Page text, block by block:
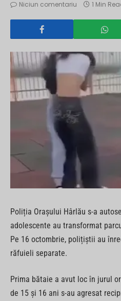
Niciun comentariu
1 Min
Poliția Orașului Hârlău s-a
adolescente au transformat
Pe 16 octombrie, polițiștii au
răfuieli separate.
Prima bătaie a avut loc în jurul
de 15 și 16 ani s-au agresat